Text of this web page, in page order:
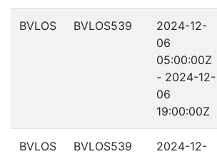
BVLOS BVLOS539
2024-12-
06
05:00:00Z
- 2024-12-
06
19:00:00Z
BVLOS BVLOS539
2024-12-